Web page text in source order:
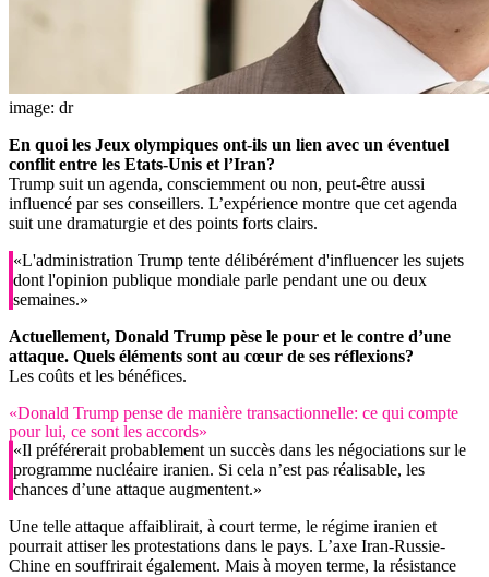
image: dr
En quoi les Jeux olympiques ont-ils un lien avec un éventuel
conflit entre les Etats-Unis et l’Iran?
Trump suit un agenda, consciemment ou non, peut-être aussi
influencé par ses conseillers. L’expérience montre que cet agenda
suit une dramaturgie et des points forts clairs.
«L'administration Trump tente délibérément d'influencer les sujets
dont l'opinion publique mondiale parle pendant une ou deux
semaines.»
Actuellement, Donald Trump pèse le pour et le contre d’une
attaque. Quels éléments sont au cœur de ses réflexions?
Les coûts et les bénéfices.
«Donald Trump pense de manière transactionnelle: ce qui compte
pour lui, ce sont les accords»
«Il préférerait probablement un succès dans les négociations sur le
programme nucléaire iranien. Si cela n’est pas réalisable, les
chances d’une attaque augmentent.»
Une telle attaque affaiblirait, à court terme, le régime iranien et
pourrait attiser les protestations dans le pays. L’axe Iran-Russie-
Chine en souffrirait également. Mais à moyen terme, la résistance